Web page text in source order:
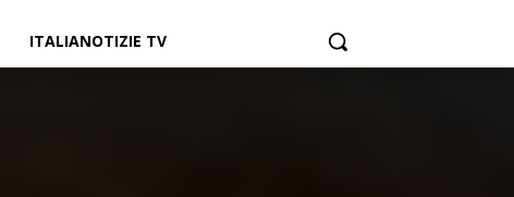
ITALIANOTIZIE TV